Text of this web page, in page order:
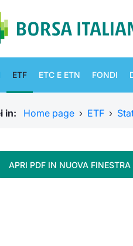
ETF ETC E ETN FONDI
in: Home page › ETF ›
APRI PDF IN NUOVA FINESTRA